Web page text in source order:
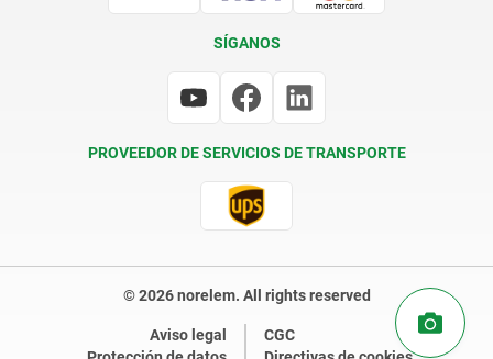
SÍGANOS
PROVEEDOR DE SERVICIOS DE TRANSPORTE
© 2026 norelem. All rights reserved
Aviso legal
CGC